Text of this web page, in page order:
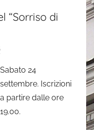
“Sorriso di
a
n
d
r
Sabato 24
settembre. Iscrizioni
a partire dalle ore
19.00.